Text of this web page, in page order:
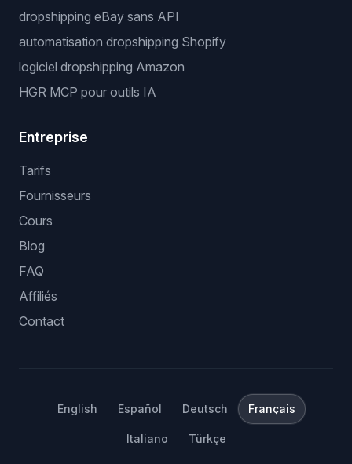
dropshipping eBay sans API
automatisation dropshipping Shopify
logiciel dropshipping Amazon
HGR MCP pour outils IA
Entreprise
Tarifs
Fournisseurs
Cours
Blog
FAQ
Affiliés
Contact
English Español Deutsch Français
Italiano Türkçe